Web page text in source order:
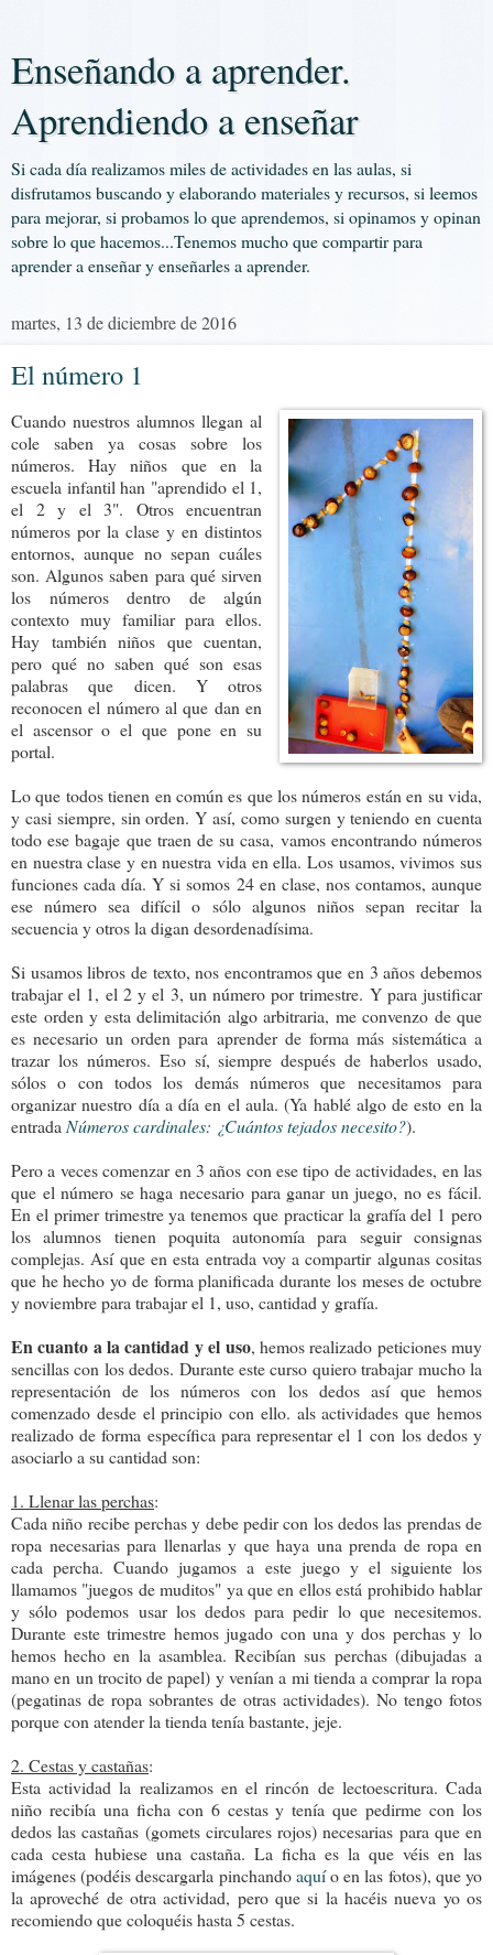
Enseñando a aprender.
Aprendiendo a enseñar
Si cada día realizamos miles de actividades en las aulas, si
disfrutamos buscando y elaborando materiales y recursos, si leemos
para mejorar, si probamos lo que aprendemos, si opinamos y opinan
sobre lo que hacemos...Tenemos mucho que compartir para
aprender a enseñar y enseñarles a aprender.
martes, 13 de diciembre de 2016
El número 1
Cuando nuestros alumnos llegan al
cole saben ya cosas sobre los
números. Hay niños que en la
escuela infantil han "aprendido el 1,
el 2 y el 3". Otros encuentran
números por la clase y en distintos
entornos, aunque no sepan cuáles
son. Algunos saben para qué sirven
los números dentro de algún
contexto muy familiar para ellos.
Hay también niños que cuentan,
pero qué no saben qué son esas
palabras que dicen. Y otros
reconocen el número al que dan en
el ascensor o el que pone en su
portal.
Lo que todos tienen en común es que los números están en su vida,
y casi siempre, sin orden. Y así, como surgen y teniendo en cuenta
todo ese bagaje que traen de su casa, vamos encontrando números
en nuestra clase y en nuestra vida en ella. Los usamos, vivimos sus
funciones cada día. Y si somos 24 en clase, nos contamos, aunque
ese número sea difícil o sólo algunos niños sepan recitar la
secuencia y otros la digan desordenadísima.
Si usamos libros de texto, nos encontramos que en 3 años debemos
trabajar el 1, el 2 y el 3, un número por trimestre. Y para justificar
este orden y esta delimitación algo arbitraria, me convenzo de que
es necesario un orden para aprender de forma más sistemática a
trazar los números. Eso sí, siempre después de haberlos usado,
sólos o con todos los demás números que necesitamos para
organizar nuestro día a día en el aula. (Ya hablé algo de esto en la
entrada Números cardinales: ¿Cuántos tejados necesito?).
Pero a veces comenzar en 3 años con ese tipo de actividades, en las
que el número se haga necesario para ganar un juego, no es fácil.
En el primer trimestre ya tenemos que practicar la grafía del 1 pero
los alumnos tienen poquita autonomía para seguir consignas
complejas. Así que en esta entrada voy a compartir algunas cositas
que he hecho yo de forma planificada durante los meses de octubre
y noviembre para trabajar el 1, uso, cantidad y grafía.
En cuanto a la cantidad y el uso, hemos realizado peticiones muy
sencillas con los dedos. Durante este curso quiero trabajar mucho la
representación de los números con los dedos así que hemos
comenzado desde el principio con ello. als actividades que hemos
realizado de forma específica para representar el 1 con los dedos y
asociarlo a su cantidad son:
1. Llenar las perchas:
Cada niño recibe perchas y debe pedir con los dedos las prendas de
ropa necesarias para llenarlas y que haya una prenda de ropa en
cada percha. Cuando jugamos a este juego y el siguiente los
llamamos "juegos de muditos" ya que en ellos está prohibido hablar
y sólo podemos usar los dedos para pedir lo que necesitemos.
Durante este trimestre hemos jugado con una y dos perchas y lo
hemos hecho en la asamblea. Recibían sus perchas (dibujadas a
mano en un trocito de papel) y venían a mi tienda a comprar la ropa
(pegatinas de ropa sobrantes de otras actividades). No tengo fotos
porque con atender la tienda tenía bastante, jeje.
2. Cestas y castañas:
Esta actividad la realizamos en el rincón de lectoescritura. Cada
niño recibía una ficha con 6 cestas y tenía que pedirme con los
dedos las castañas (gomets circulares rojos) necesarias para que en
cada cesta hubiese una castaña. La ficha es la que véis en las
imágenes (podéis descargarla pinchandoaquío en las fotos), que yo
la aproveché de otra actividad, pero que si la hacéis nueva yo os
recomiendo que coloquéis hasta 5 cestas.